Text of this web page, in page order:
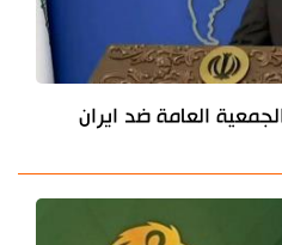
العامة ضد ايران